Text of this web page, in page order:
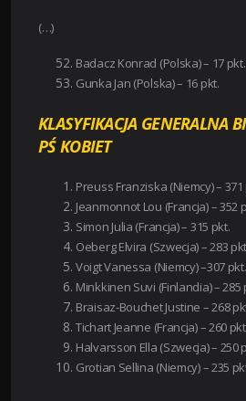
(…)
Badacz Konrad (Polska) – 17 pkt.
Gunka Jan (Polska) – 16 pkt.
KLASYFIKACJA GENERALNA
PŚ KOBIET
Preuss Franziska (Niemcy) – 371
Jeanmonnot Lou (Francja) – 352
Simon Julia (Francja) – 315 pkt.
Oeberg Elvira (Szwecja) – 283
Voigt Vanessa (Niemcy) –307 pkt.
Minkkinen Suvi (Finlandia) – 285
Braisaz-Bouchet Justine – 268
Tichart Jeanne (Francja) – 260
Halvarsson Ella (Szwecja) – 250
Grotian Sellina (Niemcy) – 235